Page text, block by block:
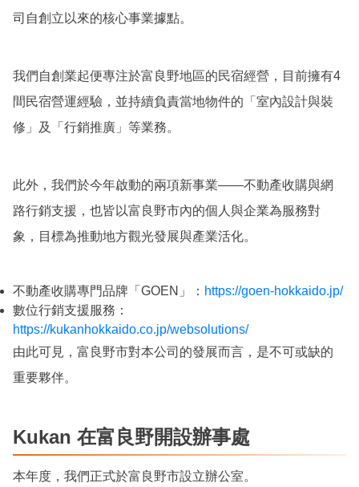
司自創立以來的核心事業據點。
我們自創業起便專注於富良野地區的民宿經營，目前擁有4
間民宿營運經驗，並持續負責當地物件的「室內設計與裝
修」及「行銷推廣」等業務。
此外，我們於今年啟動的兩項新事業——不動產收購與網
路行銷支援，也皆以富良野市內的個人與企業為服務對
象，目標為推動地方觀光發展與產業活化。
不動產收購專門品牌「GOEN」： https://goen-hokkaido.jp/
數位行銷支援服務：
https://kukanhokkaido.co.jp/websolutions/
由此可見，富良野市對本公司的發展而言，是不可或缺的
重要夥伴。
Kukan 在富良野開設辦事處
本年度，我們正式於富良野市設立辦公室。